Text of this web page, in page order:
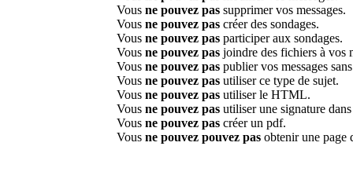
Vous ne pouvez pas supprimer vos messages.
Vous ne pouvez pas créer des sondages.
Vous ne pouvez pas participer aux sondages.
Vous ne pouvez pas joindre des fichiers à vos
Vous ne pouvez pas publier vos messages
Vous ne pouvez pas utiliser ce type de sujet.
Vous ne pouvez pas utiliser le HTML.
Vous ne pouvez pas utiliser une signature
Vous ne pouvez pas créer un pdf.
Vous ne pouvez pouvez pas obtenir une page